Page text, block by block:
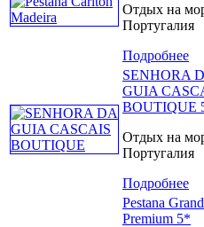
Отдых на
Португалия
Подробнее
SENHORA
GUIA
BOUTIQUE
Отдых на
Португалия
Подробнее
Pestana Grand
Premium 5*